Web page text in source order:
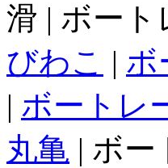
滑 | ボー
びわこ | ボ
| ボートレ
丸亀 | ボ